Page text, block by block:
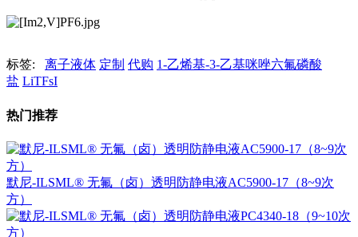
标签: 离子液体 定制 代购 1-乙烯基-3-乙基咪唑六氟磷酸
盐 LiTFsI
热门推荐
默尼-ILSML® 无氟（卤）透明防静电液AC5900-17（8~9次
方）